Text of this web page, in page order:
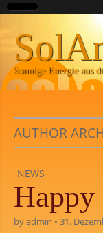
Sonnige Energie aus
AUTHOR
NEWS
Happy
byadmin • 31.